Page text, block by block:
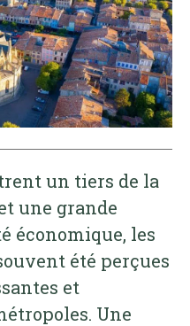
un tiers de la
une grande
économique, les
été perçues
et
Une